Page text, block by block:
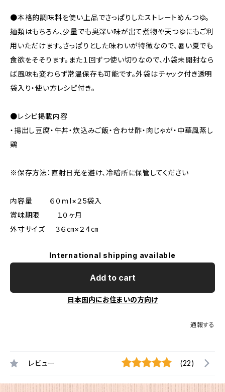
●本格的調味料を使い上品でさっぱりしたストレートめんつゆ。
麺類はもちろん、少量でも奥深い味が出て煮物や天つゆにもご利
用いただけます。さっぱりとした味わいが特徴なので、暑い夏でも
食欲をそそります。また１回ずつ使い切りなので、小袋未開封なら
ば風味も変わらず常温保存も可能です。外袋はチャック付き透明
袋入り・使い方レシピ付き。
●レシピ掲載内容
・揚出し豆腐・牛丼・炊込みご飯・合わせ酢・肉じゃが・中華風蒸し
鶏
※保存方法：直射日光を避け、冷暗所に保管してください
内容量 ６０ｍl×２5袋入
賞味期限 １０ヶ月
外寸サイズ ３６㎝×２４㎝
International shipping available
Add to cart
日本国内にお住まいの方向け
通報する
レビュー (22)